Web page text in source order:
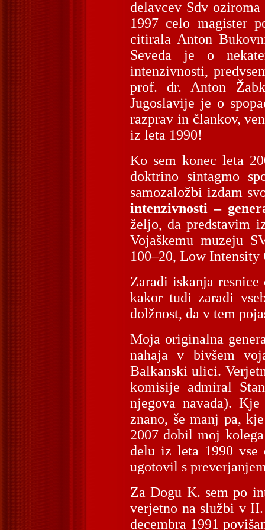
delavcev Sdv
1997 celo magister
citirala Anton
Seveda je o
intenzivnosti,
prof. dr. Anton
Jugoslavije je o
razprav in člankov,
iz leta 1990!
Ko sem konec leta
doktrino sintagmo
samozaložbi izdam
intenzivnosti –
željo, da predstavim
Vojaškemu muzeju
100–20, Low
Zaradi iskanja
kakor tudi zaradi
dolžnost, da v tem
Moja originalna
nahaja v bivšem
Balkanski ulici.
komisije admiral
njegova navada).
znano, še manj pa,
2007 dobil moj
delu iz leta 1990 vse
ugotovil s
Za Dogu K. sem po
verjetno na službi v
decembra 1991